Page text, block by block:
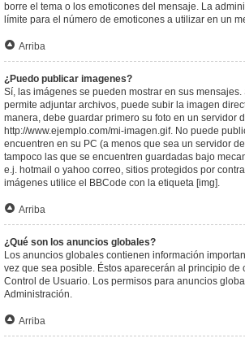
borre el tema o los emoticones del mensaje. La
límite para el número de emoticones a utilizar en un
Arriba
¿Puedo publicar imagenes?
Sí, las imágenes se pueden mostrar en sus
permite adjuntar archivos, puede subir la imagen
manera, debe guardar primero su foto en un servidor
http://www.ejemplo.com/mi-imagen.gif. No puede
encuentren en su PC (a menos que sea un servidor
tampoco las que se encuentren guardadas bajo
e.j. hotmail o yahoo correo, sitios protegidos por
imágenes utilice el BBCode con la etiqueta [img].
Arriba
¿Qué son los anuncios globales?
Los anuncios globales contienen información
vez que sea posible. Éstos aparecerán al principio de
Control de Usuario. Los permisos para anuncios
Administración.
Arriba